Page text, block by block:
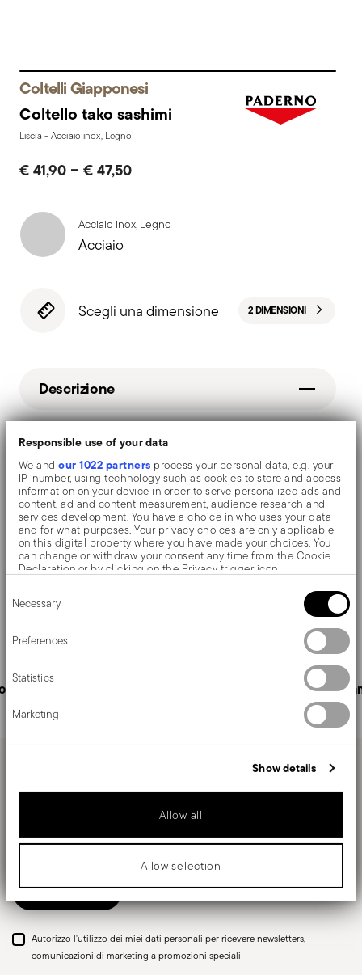
Responsible use of your data
We andour 1022 partners process your personal data, e.g. your
IP-number, using technology such as cookies to store and access
information on your device in order to serve personalized ads and
content, ad and content measurement, audience research and
services development. You have a choice in who uses your data
and for what purposes. Your privacy choices are only applicable
on this digital property where you have made your choices. You
can change or withdraw your consent any time from the Cookie
Declaration or by clicking on the Privacy trigger icon.
Collect information about your geographical location
Identify your device by actively scanning it for specific
characteristics (fingerprinting)
Find out more about how your personal data is processed and set
your preferences in the
We use cookies to personalise content and ads, to provide social
media features and to analyse our traffic. We also share
information about your use of our site with our social media,
advertising and analytics partners who may combine it with other
Selection
Necessary
Preferences
Statistics
Marketing
Show details
Allow all
Allow selection
Coltelli Giapponesi
Coltello tako sashimi
Liscia - Acciaio inox, Legno
€ 41,90 - € 47,50
Acciaio inox, Legno
Acciaio
Scegli una dimensione 2 DIMENSIONI
Descrizione
Paderno Coltelli Giapponesi Coltello tako sashimi
Dettagli
Paderno
Coltelli Giapponesi
Tako Sashimi
Dimensioni
width: 2,7 cm
per ordini superiori a €69,90
(Italia, UE e Svizzera), €89,90 (DK, FI, SI, SE) o £135
Spedizioni
magazzino, la spedizione standard richiede
generalmente 1–3 giorni lavorativi.
: una volta spedito l’ordine,
: in Italia è disponibile la consegna
presso Punto di Ritiro, selezionabile al checkout.
Reso gratuito entro 30 giorni
indicata nella paginaPolitica di reso.
Footer
Services
Tieniti informato su novità, tendenze e offerte
speciali.
Invia
Autorizzo l'utilizzo dei miei dati personali per ricevere newsletters,
comunicazioni di marketing a promozioni speciali